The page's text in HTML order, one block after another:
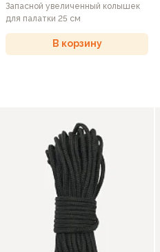
Запасной увеличенный колышек
для палатки 25 см
В корзину